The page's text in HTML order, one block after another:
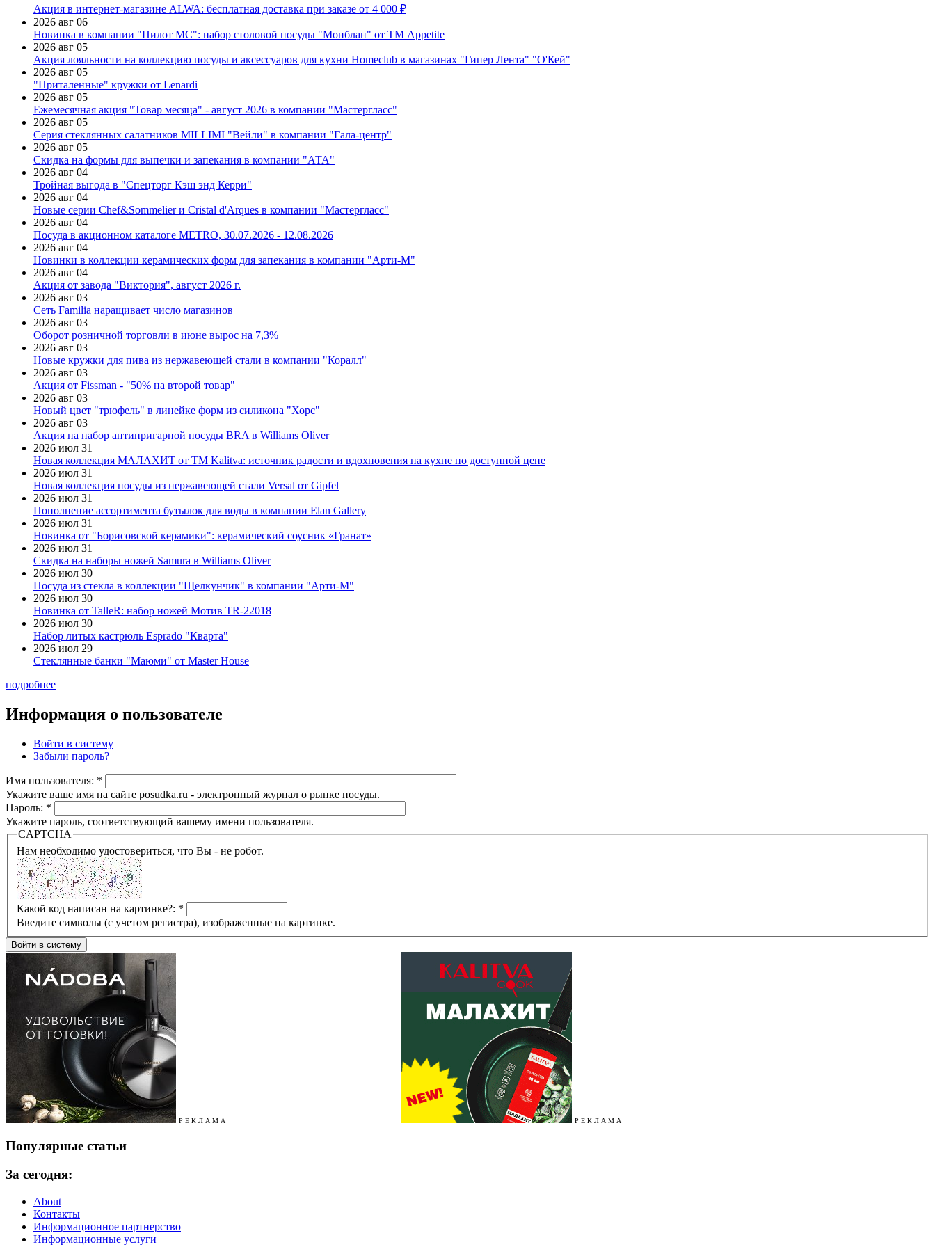
Акция в интернет-магазине ALWA: бесплатная доставка при заказе от 4 000 ₽
2026 авг 06
Новинка в компании "Пилот МС": набор столовой посуды "Монблан" от ТМ Appetite
2026 авг 05
Акция лояльности на коллекцию посуды и аксессуаров для кухни Homeclub в магазинах "Гипер Лента" "О'Кей"
2026 авг 05
"Приталенные" кружки от Lenardi
2026 авг 05
Ежемесячная акция "Товар месяца" - август 2026 в компании "Мастергласс"
2026 авг 05
Серия стеклянных салатников MILLIMI "Вейли" в компании "Гала-центр"
2026 авг 05
Скидка на формы для выпечки и запекания в компании "АТА"
2026 авг 04
Тройная выгода в "Спецторг Кэш энд Керри"
2026 авг 04
Новые серии Chef&Sommelier и Cristal d'Arques в компании "Мастергласс"
2026 авг 04
Посуда в акционном каталоге METRO, 30.07.2026 - 12.08.2026
2026 авг 04
Новинки в коллекции керамических форм для запекания в компании "Арти-М"
2026 авг 04
Акция от завода "Виктория", август 2026 г.
2026 авг 03
Сеть Familia наращивает число магазинов
2026 авг 03
Оборот розничной торговли в июне вырос на 7,3%
2026 авг 03
Новые кружки для пива из нержавеющей стали в компании "Коралл"
2026 авг 03
Акция от Fissman - "50% на второй товар"
2026 авг 03
Новый цвет "трюфель" в линейке форм из силикона "Хорс"
2026 авг 03
Акция на набор антипригарной посуды BRA в Williams Oliver
2026 июл 31
Новая коллекция МАЛАХИТ от ТМ Kalitva: источник радости и вдохновения на кухне по доступной цене
2026 июл 31
Новая коллекция посуды из нержавеющей стали Versal от Gipfel
2026 июл 31
Пополнение ассортимента бутылок для воды в компании Elan Gallery
2026 июл 31
Новинка от "Борисовской керамики": керамический соусник «Гранат»
2026 июл 31
Скидка на наборы ножей Samura в Williams Oliver
2026 июл 30
Посуда из стекла в коллекции "Щелкунчик" в компании "Арти-М"
2026 июл 30
Новинка от TalleR: набор ножей Мотив TR-22018
2026 июл 30
Набор литых кастрюль Esprado "Кварта"
2026 июл 29
Стеклянные банки "Маюми" от Master House
подробнее
Информация о пользователе
Войти в систему
Забыли пароль?
Имя пользователя: *
Укажите ваше имя на сайте posudka.ru - электронный журнал о рынке посуды.
Пароль: *
Укажите пароль, соответствующий вашему имени пользователя.
CAPTCHA
Нам необходимо удостовериться, что Вы - не робот.
Какой код написан на картинке?: *
Введите символы (с учетом регистра), изображенные на картинке.
Р Е К Л А М А Р Е К Л А М А
Популярные статьи
За сегодня:
About
Контакты
Информационное партнерство
Информационные услуги